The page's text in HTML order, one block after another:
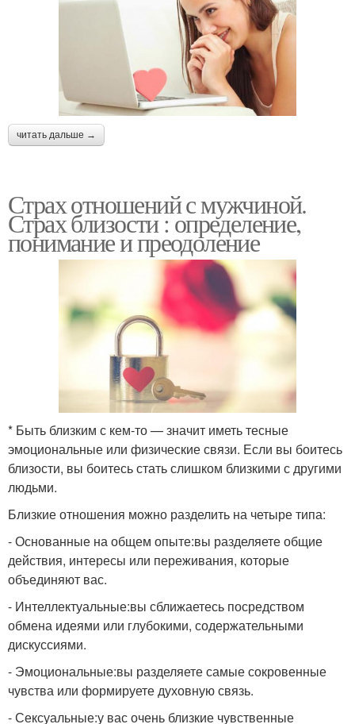
читать дальше →
Страх отношений с мужчиной.
Страх близости : определение,
понимание и преодоление
* Быть близким с кем-то — значит иметь тесные
эмоциональные или физические связи. Если вы боитесь
близости, вы боитесь стать слишком близкими с другими
людьми.
Близкие отношения можно разделить на четыре типа:
- Основанные на общем опыте:вы разделяете общие
действия, интересы или переживания, которые
объединяют вас.
- Интеллектуальные:вы сближаетесь посредством
обмена идеями или глубокими, содержательными
дискуссиями.
- Эмоциональные:вы разделяете самые сокровенные
чувства или формируете духовную связь.
- Сексуальные:у вас очень близкие чувственные